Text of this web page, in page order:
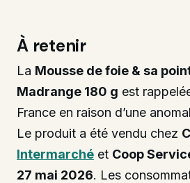
À retenir
La Mousse de foie & sa
Madrange 180 g est
France en raison d’une
Le produit a été vendu chez
Intermarché et Coop
27 mai 2026. Les